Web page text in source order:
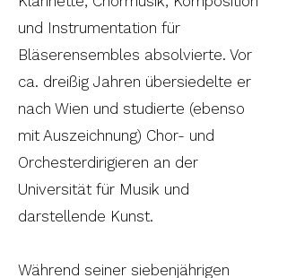
und Instrumentation für
Bläserensembles absolvierte. Vor
ca. dreißig Jahren übersiedelte er
nach Wien und studierte (ebenso
mit Auszeichnung) Chor- und
Orchesterdirigieren an der
Universität für Musik und
darstellende Kunst.
Während seiner siebenjährigen